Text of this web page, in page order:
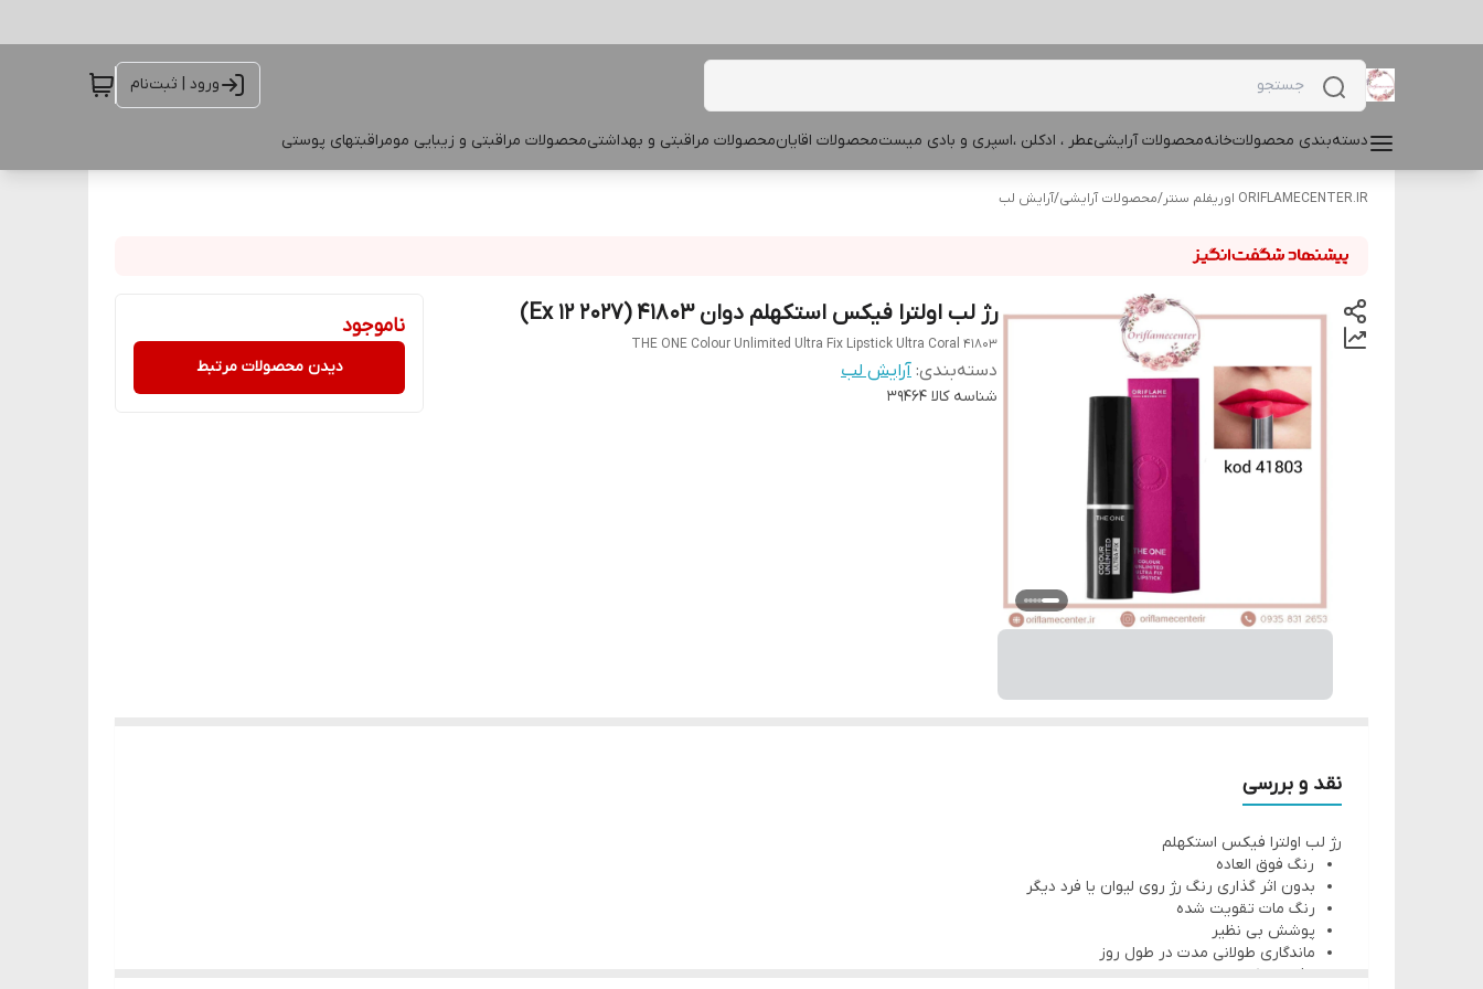
ورود | ثبت‌نام
دسته‌بندی محصولاتخانهمحصولات آرایشیعطر ، ادکلن ،اسپری و بادی میستمحصولات اقایانمحصولات مراقبتی و بهداشتیمحصولات مراقبتی و زیبایی مومراقبتهای پوستی
ORIFLAMECENTER.IR اوریفلم سنتر /محصولات آرایشی/آرایش لب
رژ لب اولترا فیکس استکهلم دوان 41803 (Ex 12 2027)
THE ONE Colour Unlimited Ultra Fix Lipstick Ultra Coral 41803
دسته‌بندی: آرایش لب
شناسه کالا 39464
ناموجود
دیدن محصولات مرتبط
نقد و بررسی
رژ لب اولترا فیکس استکهلم
رنگ فوق العاده
بدون اثر گذاری رنگ رژ روی لیوان یا فرد دیگر
رنگ مات تقویت شده
پوشش بی نظیر
ماندگاری طولانی مدت در طول روز
بافت سبک ، مخملی و نرم